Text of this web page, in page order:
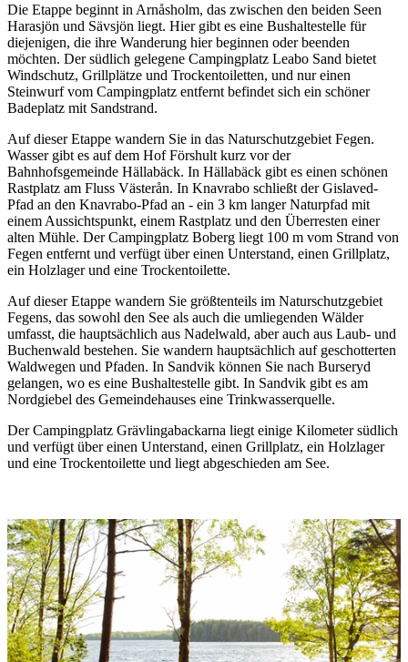
Die Etappe beginnt in Arnåsholm, das zwischen den beiden Seen
Harasjön und Sävsjön liegt. Hier gibt es eine Bushaltestelle für
diejenigen, die ihre Wanderung hier beginnen oder beenden
möchten. Der südlich gelegene Campingplatz Leabo Sand bietet
Windschutz, Grillplätze und Trockentoiletten, und nur einen
Steinwurf vom Campingplatz entfernt befindet sich ein schöner
Badeplatz mit Sandstrand.
Auf dieser Etappe wandern Sie in das Naturschutzgebiet Fegen.
Wasser gibt es auf dem Hof Förshult kurz vor der
Bahnhofsgemeinde Hällabäck. In Hällabäck gibt es einen schönen
Rastplatz am Fluss Västerån. In Knavrabo schließt der Gislaved-
Pfad an den Knavrabo-Pfad an - ein 3 km langer Naturpfad mit
einem Aussichtspunkt, einem Rastplatz und den Überresten einer
alten Mühle. Der Campingplatz Boberg liegt 100 m vom Strand von
Fegen entfernt und verfügt über einen Unterstand, einen Grillplatz,
ein Holzlager und eine Trockentoilette.
Auf dieser Etappe wandern Sie größtenteils im Naturschutzgebiet
Fegens, das sowohl den See als auch die umliegenden Wälder
umfasst, die hauptsächlich aus Nadelwald, aber auch aus Laub- und
Buchenwald bestehen. Sie wandern hauptsächlich auf geschotterten
Waldwegen und Pfaden. In Sandvik können Sie nach Burseryd
gelangen, wo es eine Bushaltestelle gibt. In Sandvik gibt es am
Nordgiebel des Gemeindehauses eine Trinkwasserquelle.
Der Campingplatz Grävlingabackarna liegt einige Kilometer südlich
und verfügt über einen Unterstand, einen Grillplatz, ein Holzlager
und eine Trockentoilette und liegt abgeschieden am See.
Bildergalerie